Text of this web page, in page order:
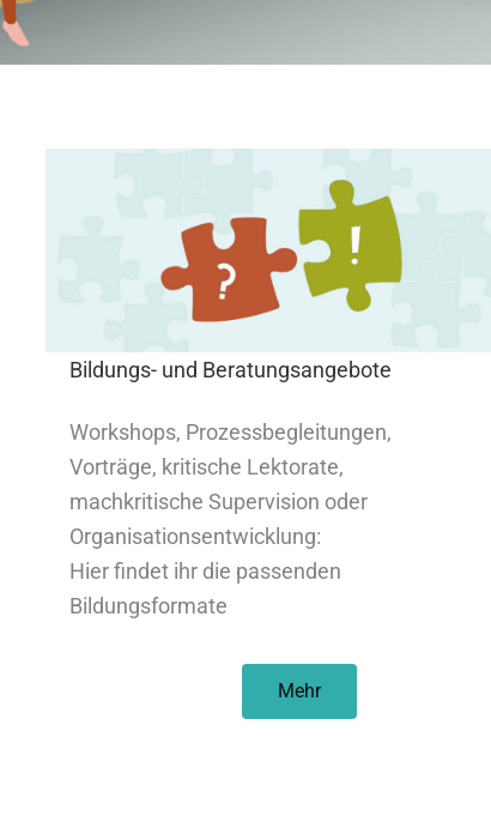
Bildungs- und Beratungsangebote
Workshops, Prozessbegleitungen,
Vorträge, kritische Lektorate,
machkritische Supervision oder
Organisationsentwicklung:
Hier findet ihr die passenden
Bildungsformate
Mehr